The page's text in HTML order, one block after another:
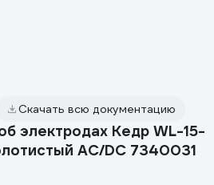
Скачать всю документацию
электродах Кедр WL-15-
AC/DC 7340031